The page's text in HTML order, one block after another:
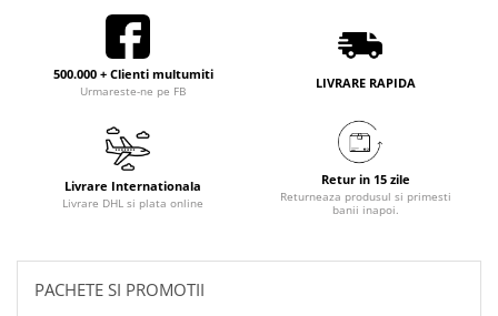
500.000 + Clienti multumiti
Urmareste-ne pe FB
LIVRARE RAPIDA
Livrare Internationala
Livrare DHL si plata online
Retur in 15 zile
Returneaza produsul si primesti
banii inapoi.
PACHETE SI PROMOTII